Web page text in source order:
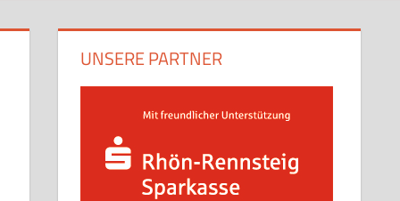
UNSERE PARTNER